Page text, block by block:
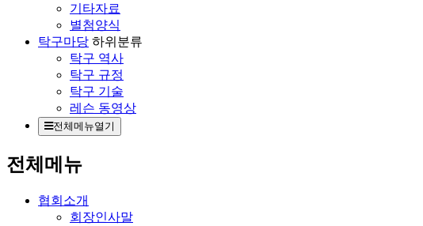
기타자료
별첨양식
탁구마당 하위분류
탁구 역사
탁구 규정
탁구 기술
레슨 동영상
전체메뉴열기
전체메뉴
협회소개
회장인사말